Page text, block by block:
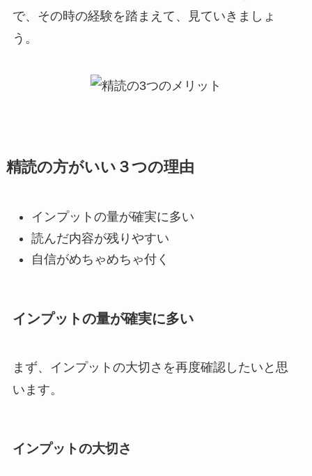
で、その時の経験を踏まえて、見ていきましょ
う。
精読の方がいい３つの理由
インプットの量が確実に多い
読んだ内容が残りやすい
自信がめちゃめちゃ付く
インプットの量が確実に多い
まず、インプットの大切さを再度確認したいと思
います。
インプットの大切さ